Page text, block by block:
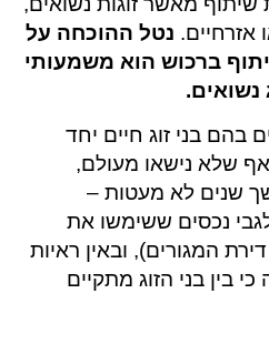
אזרחיים. נטל ההוכחה על
ברכוש הוא משמעותי
נשואים.
בני זוג חיים יחד
שלא נישאו מעולם,
שנים לא מעטות –
נכסים ששימשו את
המגורים), ובאין ראיות
בין בני הזוג מתקיים